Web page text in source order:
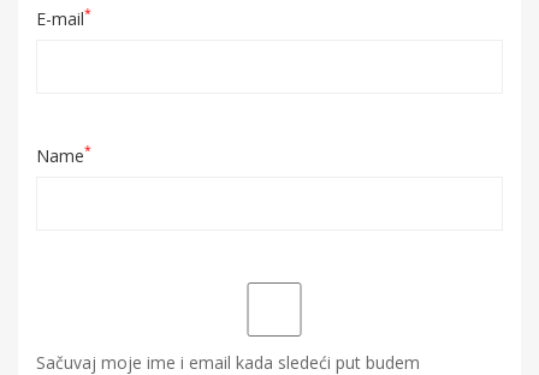
E-mail*
Name*
Sačuvaj moje ime i email kada sledeći put budem